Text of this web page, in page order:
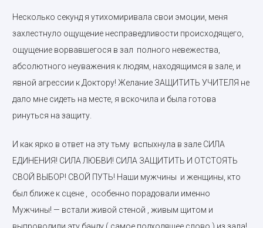
Несколько секунд я утихомиривала свои эмоции, меня
захлестнуло ощущение несправедливости происходящего,
ощущение ворвавшегося в зал полного невежества,
абсолютного неуважения к людям, находящимся в зале, и
явной агрессии к Доктору! Желание ЗАЩИТИТЬ УЧИТЕЛЯ не
дало мне сидеть на месте, я вскочила и была готова
ринуться на защиту.
И как ярко в ответ на эту тьму вспыхнула в зале СИЛА
ЕДИНЕНИЯ! СИЛА ЛЮБВИ! СИЛА ЗАЩИТИТЬ И ОТСТОЯТЬ
СВОЙ ВЫБОР! СВОЙ ПУТЬ! Наши мужчины и женщины, кто
был ближе к сцене , особенно порадовали именно
Мужчины! — встали живой стеной , живым щитом и